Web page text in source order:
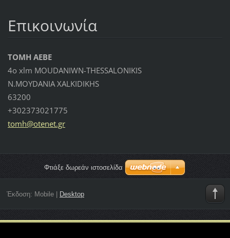
Επικοινωνία
TOMH AEBE
4o xlm MOUDANIWN-THESSALONIKIS
N.MOYDANIA XALKIDIKHS
63200
+302373021775
tomh@otenet.gr
Φτιάξε δωρεάν ιστοσελίδα
Έκδοση: Mobile| Desktop